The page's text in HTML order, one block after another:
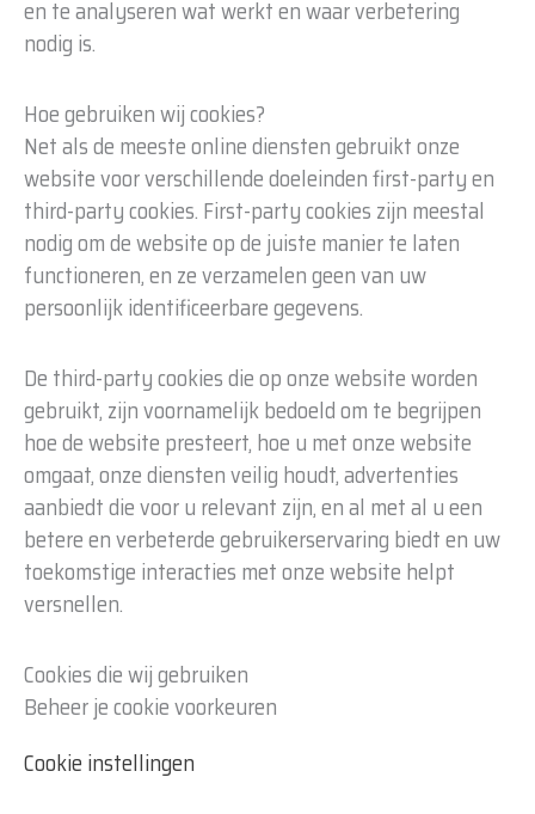
en te analyseren wat werkt en waar verbetering
nodig is.
Hoe gebruiken wij cookies?
Net als de meeste online diensten gebruikt onze
website voor verschillende doeleinden first-party en
third-party cookies. First-party cookies zijn meestal
nodig om de website op de juiste manier te laten
functioneren, en ze verzamelen geen van uw
persoonlijk identificeerbare gegevens.
De third-party cookies die op onze website worden
gebruikt, zijn voornamelijk bedoeld om te begrijpen
hoe de website presteert, hoe u met onze website
omgaat, onze diensten veilig houdt, advertenties
aanbiedt die voor u relevant zijn, en al met al u een
betere en verbeterde gebruikerservaring biedt en uw
toekomstige interacties met onze website helpt
versnellen.
Cookies die wij gebruiken
Beheer je cookie voorkeuren
Cookie instellingen